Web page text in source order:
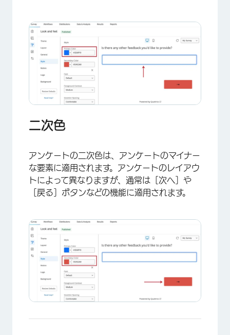
×
二次色
アンケートの二次色は、アンケートのマイナー
な要素に適用されます。アンケートのレイアウ
トによって異なりますが、通常は［次へ］や
［戻る］ボタンなどの機能に適用されます。